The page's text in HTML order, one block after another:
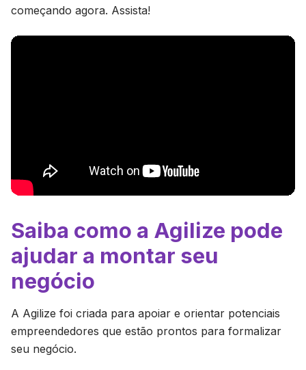
começando agora. Assista!
Saiba como a Agilize pode
ajudar a montar seu
negócio
A Agilize foi criada para apoiar e orientar potenciais
empreendedores que estão prontos para formalizar
seu negócio.